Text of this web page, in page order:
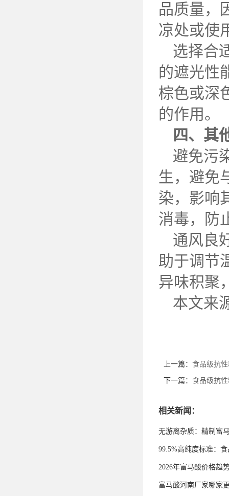
品质量，
凉处或使
选择合
的遮光性
棕色或深
的作用。
四、其
避免污
生，避免
染，影响
消毒，防
通风良
助于调节
异味积聚
本文来
上一篇： 食品级抗
下一篇： 食品级抗
相关新闻：
无游离杂质：精制富
99.5%高纯度标准：
2026年富马酸价格趋
富马酸河南厂家哪家